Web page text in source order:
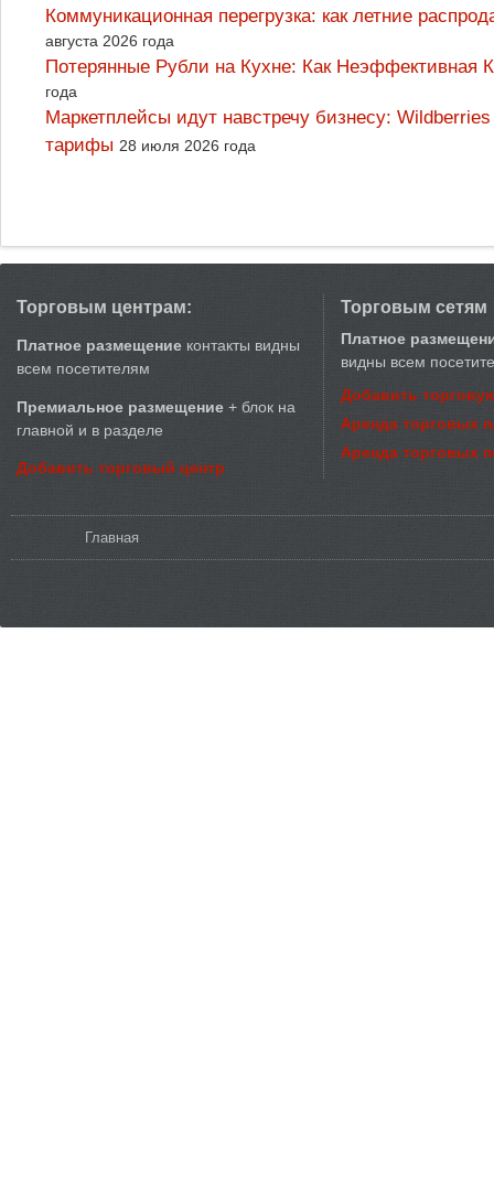
Коммуникационная перегрузка: как летние
августа 2026 года
Потерянные Рубли на Кухне: Как
года
Маркетплейсы идут навстречу бизнесу:
тарифы 28 июля 2026 года
Торговым центрам:
Платное размещение контакты видны
всем посетителям
Премиальное размещение + блок на
главной и в разделе
Добавить торговый центр
Торговым сетям
Платное
видны всем
Добавить
Аренда торговых
Аренда торговых
Главная